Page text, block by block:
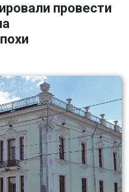
провести